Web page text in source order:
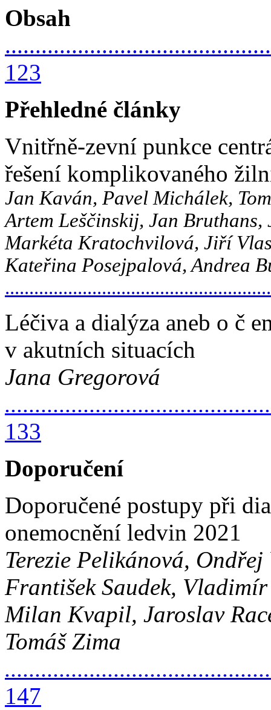
Obsah
123
Přehledné články
Vnitřně-zevní punkce
řešení komplikovaného
Jan Kaván, Pavel Michálek,
Artem Leščinskij, Jan
Markéta Kratochvilová, Jiří
Kateřina Posejpalová, Andrea
Léčiva a dialýza aneb o č
v akutních situacích
Jana Gregorová
133
Doporučení
Doporučené postupy při
onemocnění ledvin 2021
Terezie Pelikánová,
František Saudek,
Milan Kvapil, Jaroslav
Tomáš Zima
147